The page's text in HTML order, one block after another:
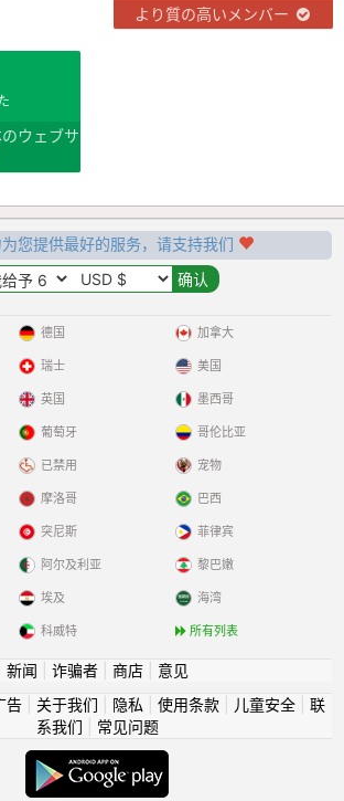
より質の高いメンバー
ウェブサ
您提供最好的服务，请支持我们
德国
瑞士
英国
葡萄牙
已禁用
加拿大
美国
墨西哥
哥伦比亚
宠物
摩洛哥
突尼斯
阿尔及利亚
埃及
科威特
巴西
菲律宾
黎巴嫩
海湾
所有列表
新闻 诈骗者| 商店| 意见
告| 关于我们 隐私 使用条款| 儿童安全| 联
系我们
常见问题